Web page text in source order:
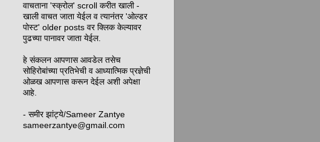
वाचताना 'स्क्रोल' scroll करीत खाली -
खाली वाचत जाता येईल व त्यानंतर 'ओल्डर
पोस्ट' older posts वर क्लिक केल्यावर
पुढच्या पानावर जाता येईल.
हे संकलन आपणास आवडेल तसेच
सोहिरोबांच्या प्रतिभेची व आध्यात्मिक प्रज्ञेची
ओळख आपणास करून देईल अशी अपेक्षा
आहे.
- समीर झांट्ये/Sameer Zantye
sameerzantye@gmail.com